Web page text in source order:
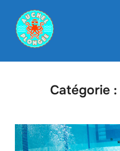
contenu
Catégorie :